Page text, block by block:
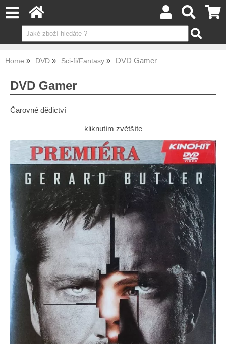
Home DVD Sci-fi/Fantasy DVD Gamer
DVD Gamer
Čarovné dědictví
kliknutím zvětšíte